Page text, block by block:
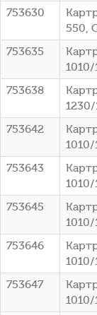
753630
550,
753635
753638
753642
753643
753645
753646
753647